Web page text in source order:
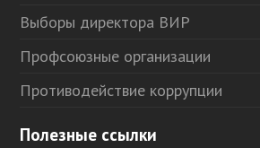
Выборы директора ВИР
Профсоюзные организации
Противодействие коррупции
Полезные ссылки